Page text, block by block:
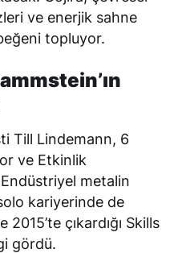
ve enerjik sahne
topluyor.
Till Lindemann, 6
ve Etkinlik
metalin
kariyerinde de
çıkardığı Skills
gördü.